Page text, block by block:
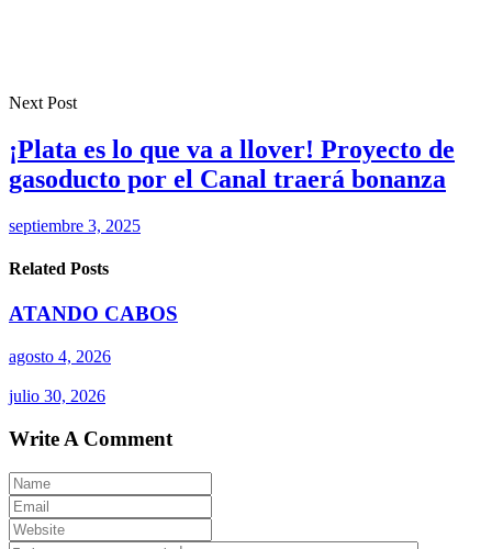
Next Post
¡Plata es lo que va a llover! Proyecto de
gasoducto por el Canal traerá bonanza
septiembre 3, 2025
Related Posts
ATANDO CABOS
agosto 4, 2026
julio 30, 2026
Write A Comment